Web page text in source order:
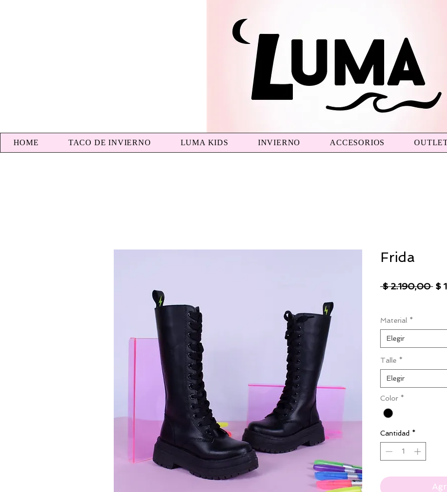
HOME TACO DE INVIERNO LUMA KIDS INVIERNO ACCESORIOS
Frida
$ 2.190,00 $
Material *
Elegir
Talle *
Elegir
Color *
Cantidad *